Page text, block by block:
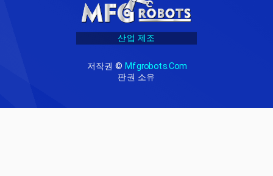
산업 제조
저작권 © Mfgrobots.com
판권 소유